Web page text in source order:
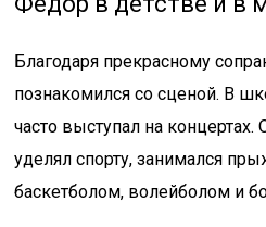
Благодаря прекрасному
познакомился со сценой. В
часто выступал на
уделял спорту, занимался
баскетболом, волейболом и